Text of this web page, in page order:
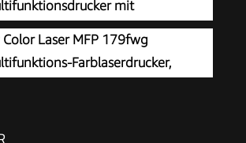
mit
und Frontbedienung |
vom Smartphone leicht
Print Plan kompatibel
Color Laser MFP 179fwg
Farblaserdrucker,
Smart App